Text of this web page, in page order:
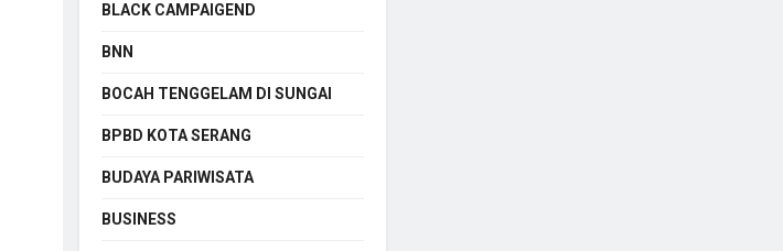
BLACK CAMPAIGEND
BNN
BOCAH TENGGELAM DI SUNGAI
BPBD KOTA SERANG
BUDAYA PARIWISATA
BUSINESS